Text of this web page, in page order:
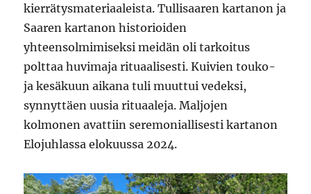
kierrätysmateriaaleista. Tullisaaren kartanon ja
Saaren kartanon historioiden
yhteensolmimiseksi meidän oli tarkoitus
polttaa huvimaja rituaalisesti. Kuivien touko-
ja kesäkuun aikana tuli muuttui vedeksi,
synnyttäen uusia rituaaleja. Maljojen
kolmonen avattiin seremoniallisesti kartanon
Elojuhlassa elokuussa 2024.